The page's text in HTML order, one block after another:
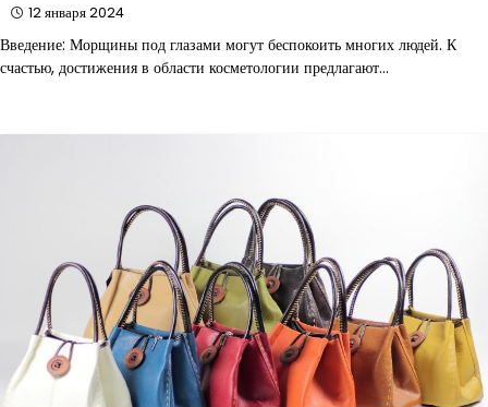
12 января 2024
Введение: Морщины под глазами могут беспокоить многих людей. К
счастью, достижения в области косметологии предлагают…